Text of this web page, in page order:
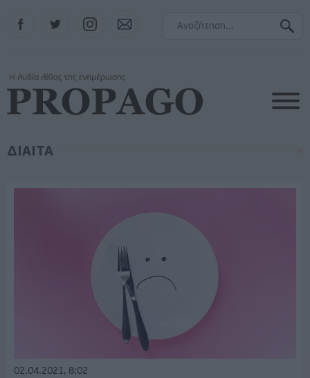
Instagram
ΔΙΑΙΤΑ
02.04.2021, 8:02